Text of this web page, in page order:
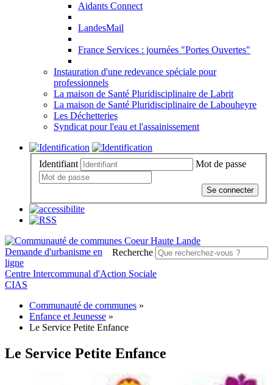
Aidants Connect
LandesMail
France Services : journées "Portes Ouvertes"
Instauration d'une redevance spéciale pour
professionnels
La maison de Santé Pluridisciplinaire de Labrit
La maison de Santé Pluridisciplinaire de Labouheyre
Les Déchetteries
Syndicat pour l'eau et l'assainissement
Identifiant Mot de passe
Se connecter
Recherche
Demande d'urbanisme en
ligne
Centre Intercommunal d'Action Sociale
CIAS
Communauté de communes »
Enfance et Jeunesse »
Le Service Petite Enfance
Le Service Petite Enfance